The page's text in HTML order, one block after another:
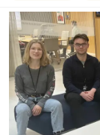
Tag:
og
design